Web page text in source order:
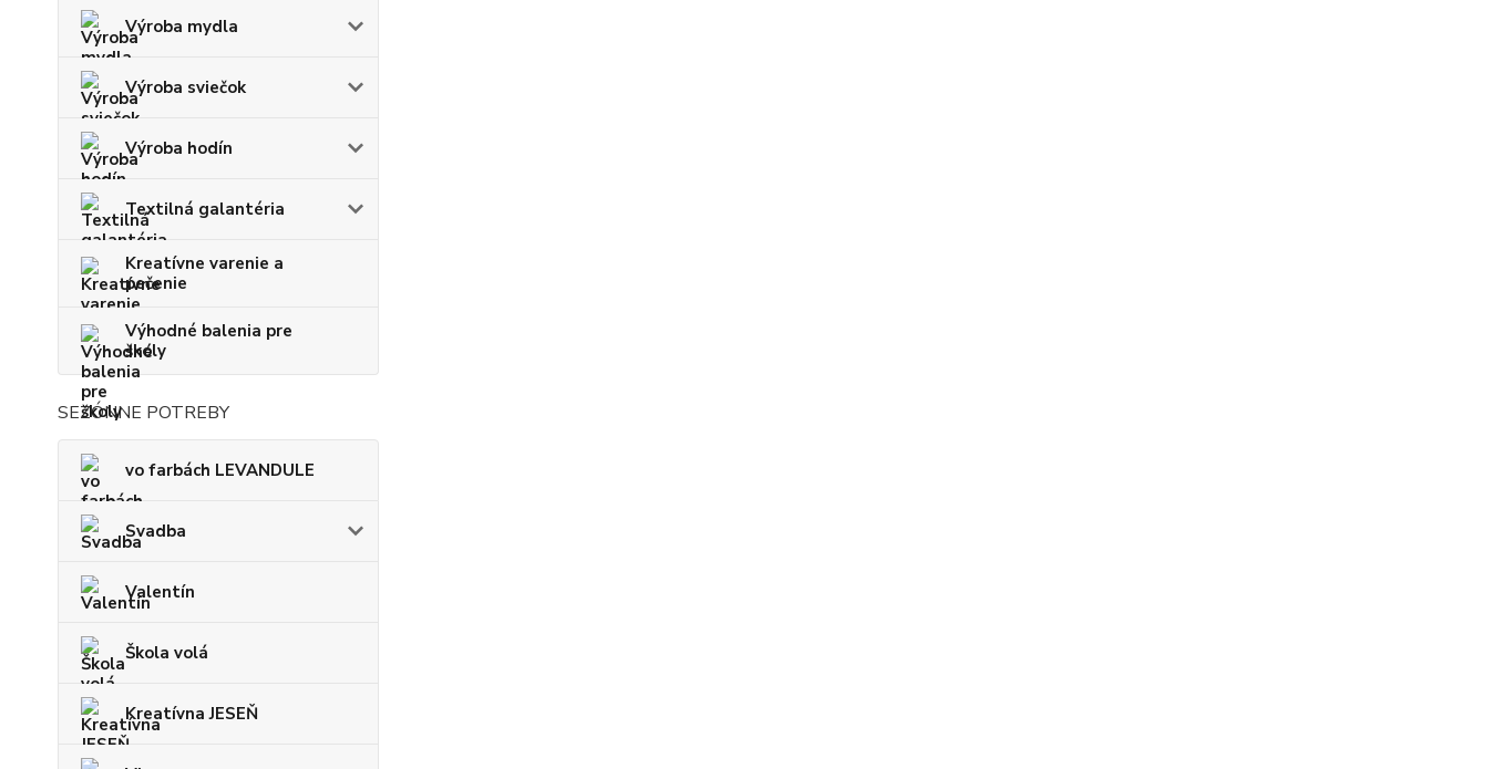
Výroba mydla
Výroba sviečok
Výroba hodín
Textilná galantéria
Kreatívne varenie a
pečenie
Výhodné balenia pre
školy
SEZÓNNE POTREBY
vo farbách LEVANDULE
Svadba
Valentín
Škola volá
Kreatívna JESEŇ